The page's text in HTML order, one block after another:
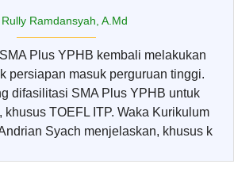
Rully Ramdansyah, A.Md
Plus YPHB kembali melakukan
persiapan masuk perguruan tinggi.
difasilitasi SMA Plus YPHB untuk
TOEFL ITP. Waka Kurikulum
Syach menjelaskan, khusus k